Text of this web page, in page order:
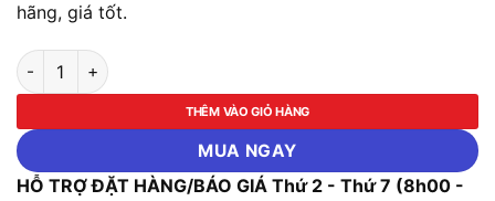
hãng, giá tốt.
Máy tán đinh rivet dùng pin Makita DRV250Z (Chưa kèm Pin &
THÊM VÀO GIỎ HÀNG
MUA NGAY
HỖ TRỢ ĐẶT HÀNG/BÁO GIÁ Thứ 2 - Thứ 7 (8h00 -